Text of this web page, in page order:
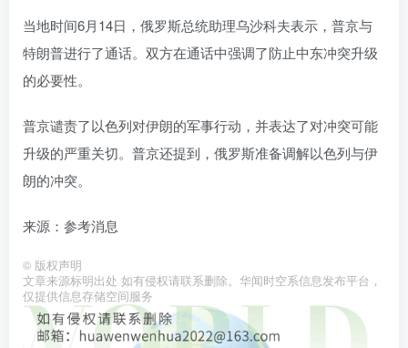
当地时间6月14日，俄罗斯总统助理乌沙科夫表示，普京与
特朗普进行了通话。双方在通话中强调了防止中东冲突升级
的必要性。
普京谴责了以色列对伊朗的军事行动，并表达了对冲突可能
升级的严重关切。普京还提到，俄罗斯准备调解以色列与伊
朗的冲突。
来源：参考消息
© 版权声明
文章来源标明出处 如有侵权请联系删除。华闻时空系信息发布平台，
仅提供信息存储空间服务